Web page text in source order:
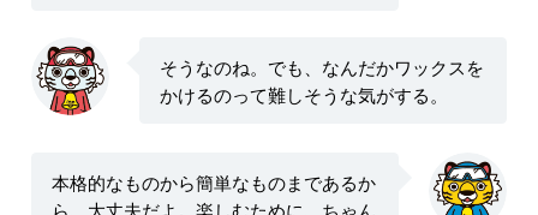
そうなのね。でも、なんだかワックスを
かけるのって難しそうな気がする。
本格的なものから簡単なものまであるか
ら、大丈夫だよ。楽しむために、ちゃん